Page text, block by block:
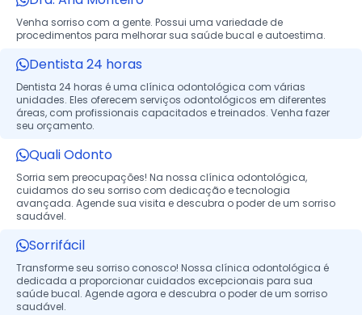
Venha sorriso com a gente. Possui uma variedade de
procedimentos para melhorar sua saúde bucal e autoestima.
Dentista 24 horas
Dentista 24 horas é uma clínica odontológica com várias
unidades. Eles oferecem serviços odontológicos em diferentes
áreas, com profissionais capacitados e treinados. Venha fazer
seu orçamento.
Quali Odonto
Sorria sem preocupações! Na nossa clínica odontológica,
cuidamos do seu sorriso com dedicação e tecnologia
avançada. Agende sua visita e descubra o poder de um sorriso
saudável.
Sorrifácil
Transforme seu sorriso conosco! Nossa clínica odontológica é
dedicada a proporcionar cuidados excepcionais para sua
saúde bucal. Agende agora e descubra o poder de um sorriso
saudável.